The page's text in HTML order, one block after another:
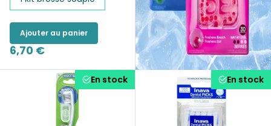
Ajouter au panier
6,70 €
En stock En stock